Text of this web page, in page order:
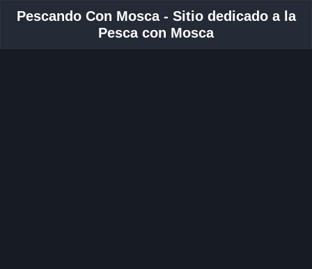
Pescando Con Mosca - Sitio dedicado a la
Pesca con Mosca